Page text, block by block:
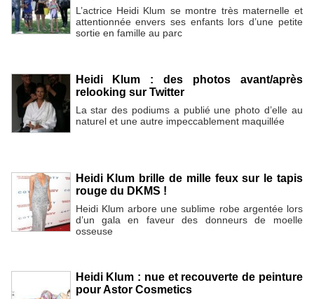
L’actrice Heidi Klum se montre très maternelle et
attentionnée envers ses enfants lors d’une petite
sortie en famille au parc
Heidi Klum : des photos avant/après
relooking sur Twitter
La star des podiums a publié une photo d’elle au
naturel et une autre impeccablement maquillée
Heidi Klum brille de mille feux sur le tapis
rouge du DKMS !
Heidi Klum arbore une sublime robe argentée lors
d’un gala en faveur des donneurs de moelle
osseuse
Heidi Klum : nue et recouverte de peinture
pour Astor Cosmetics